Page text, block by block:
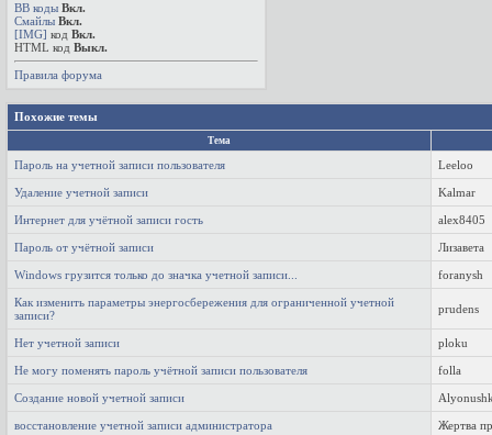
BB коды Вкл.
Смайлы Вкл.
[IMG] код Вкл.
HTML код Выкл.
Правила форума
Похожие темы
Тема
Пароль на учетной записи пользователя Leeloo
Удаление учетной записи Kalmar
Интернет для учётной записи гость alex8405
Пароль от учётной записи Лизавета
Windows грузится только до значка учетной записи... foranysh
Как изменить параметры энергосбережения для ограниченной учетной
записи?
prudens
Нет учетной записи ploku
Не могу поменять пароль учётной записи пользователя folla
Создание новой учетной записи
восстановление учетной записи администратора Жертва